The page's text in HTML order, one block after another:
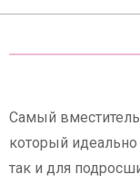
Самый
который
так и для